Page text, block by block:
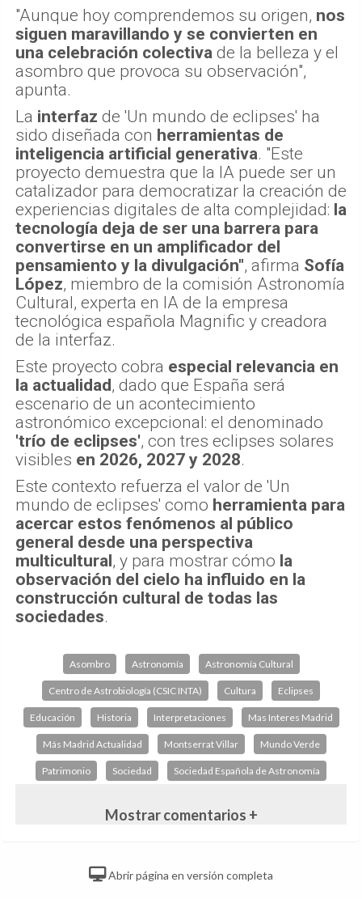
"Aunque hoy comprendemos su origen, nos
siguen maravillando y se convierten en
una celebración colectiva de la belleza y el
asombro que provoca su observación",
apunta.
La interfaz de 'Un mundo de eclipses' ha
sido diseñada con herramientas de
inteligencia artificial generativa. "Este
proyecto demuestra que la IA puede ser un
catalizador para democratizar la creación de
experiencias digitales de alta complejidad: la
tecnología deja de ser una barrera para
convertirse en un amplificador del
pensamiento y la divulgación", afirma Sofía
López, miembro de la comisión Astronomía
Cultural, experta en IA de la empresa
tecnológica española Magnific y creadora
de la interfaz.
Este proyecto cobra especial relevancia en
la actualidad, dado que España será
escenario de un acontecimiento
astronómico excepcional: el denominado
'trío de eclipses', con tres eclipses solares
visibles en 2026, 2027 y 2028.
Este contexto refuerza el valor de 'Un
mundo de eclipses' como herramienta para
acercar estos fenómenos al público
general desde una perspectiva
multicultural, y para mostrar cómo la
observación del cielo ha influido en la
construcción cultural de todas las
sociedades.
Asombro Astronomía Astronomía Cultural
Centro de Astrobiología (CSIC INTA) Cultura Eclipses
Educación Historia Interpretaciones Mas Interes Madrid
Más Madrid Actualidad Montserrat Villar Mundo Verde
Patrimonio Sociedad Sociedad Española de Astronomía
Mostrar comentarios +
Abrir página en versión completa